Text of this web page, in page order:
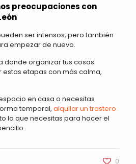
preocupaciones con
ser intensos, pero también
empezar de nuevo.
donde organizar tus cosas
etapas con más calma,
en casa o necesitas
temporal, alquilar un trastero
lo que necesitas para hacer el
0